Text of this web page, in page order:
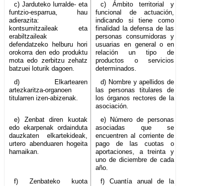
c) Jarduteko lurralde- eta
funtzio-esparrua, hau
adierazita:
kontsumitzaileak eta
erabiltzaileak
defendatzeko helburu hori
orokorra den edo produktu
mota edo zerbitzu zehatz
batzuei loturik dagoen.
c) Ámbito territorial y
funcional de actuación,
indicando si tiene como
finalidad la defensa de las
personas consumidoras y
usuarias en general o en
relación un tipo de
productos o servicios
determinados.
d) Elkartearen
artezkaritza-organoen
titularren izen-abizenak.
d) Nombre y apellidos de
las personas titulares de
los órganos rectores de la
asociación.
e) Zenbat diren kuotak
edo ekarpenak ordainduta
dauzkaten elkartekideak,
urtero abenduaren hogeita
hamaikan.
e) Número de personas
asociadas que se
encuentren al corriente de
pago de las cuotas o
aportaciones, a treinta y
uno de diciembre de cada
año.
f) Zenbateko kuota
f) Cuantía anual de la